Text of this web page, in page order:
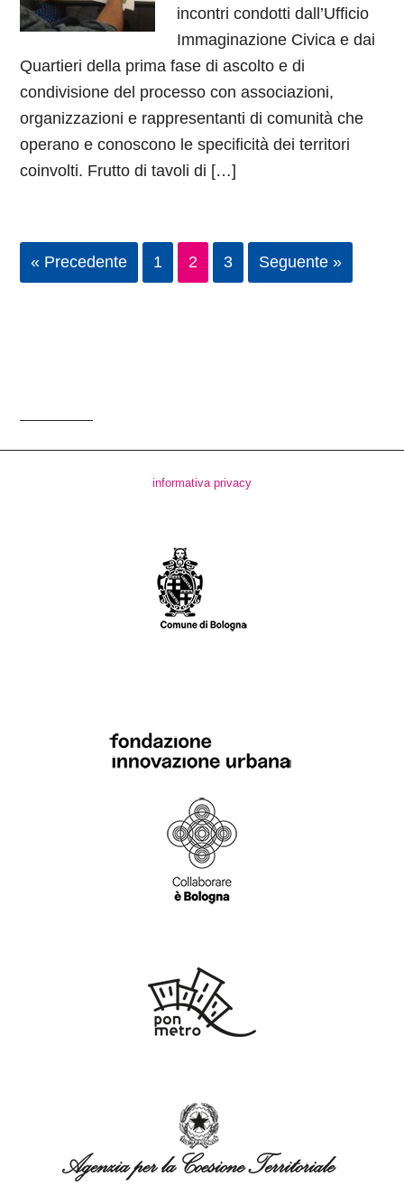
incontri condotti dall’Ufficio
Immaginazione Civica e dai
Quartieri della prima fase di ascolto e di
condivisione del processo con associazioni,
organizzazioni e rappresentanti di comunità che
operano e conoscono le specificità dei territori
coinvolti. Frutto di tavoli di […]
« Precedente 1 2 3 Seguente »
informativa privacy